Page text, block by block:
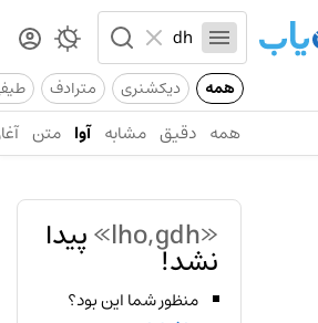
همه دیکشنری مترادف
همه دقیق مشابه آوا متن
«lho,gdh» پیدا
نشد!
منظور شما این بود؟